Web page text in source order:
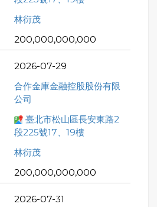
林衍茂
200,000,000,000
2026-07-29
合作金庫金融控股股份有限
公司
臺北市松山區長安東路2
段225號17、19樓
林衍茂
200,000,000,000
2026-07-31